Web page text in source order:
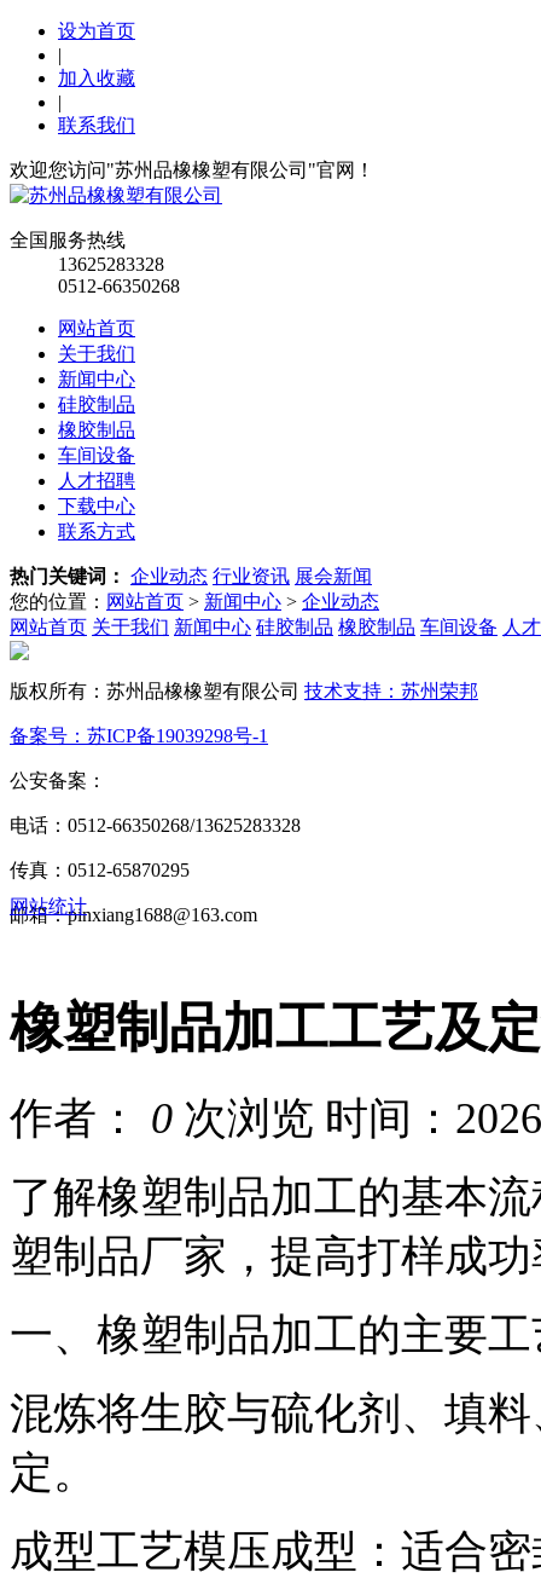
设为首页
|
加入收藏
|
联系我们
欢迎您访问"苏州品橡橡塑有限公司"官网！
全国服务热线
13625283328
0512-66350268
网站首页
关于我们
新闻中心
硅胶制品
橡胶制品
车间设备
人才招聘
下载中心
联系方式
热门关键词： 企业动态 行业资讯 展会新闻
您的位置： 网站首页 > 新闻中心 > 企业动态
橡塑制品加工工艺及
作者： 0 次浏览 时间：
了解橡塑制品加工的基本
塑制品厂家，提高打样成
一、橡塑制品加工的主要工
混炼将生胶与硫化剂、填
定。
成型工艺模压成型：适合
网站首页 关于我们 新闻中心 硅胶制品 橡胶制品 车间设备 人
版权所有：苏州品橡橡塑有限公司 技术支持：苏州荣邦
备案号：苏ICP备19039298号-1
公安备案：
电话：0512-66350268/13625283328
传真：0512-65870295
邮箱：pinxiang1688@163.com
网站统计